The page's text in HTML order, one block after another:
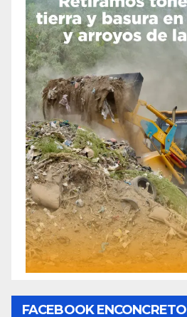
FACEBOOK ENCONCRETO